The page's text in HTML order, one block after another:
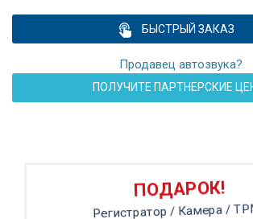
БЫСТРЫЙ ЗАКАЗ
Продавец автозвука?
ПОЛУЧИТЕ ПАРТНЕРСКИЕ
ПОДАРОК!
Регистратор / Камера /